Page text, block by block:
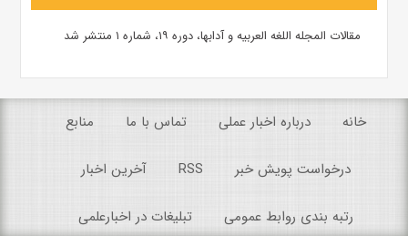
مقالات المجله اللغه العربیه و آدابها، دوره ۱۹، شماره ۱ منتشر شد
خانه درباره اخبار عملی تماس با ما منابع
درخواست پویش خبر RSS آخرین اخبار
رتبه بندی روابط عمومی تبلیغات در اخبارعلمی